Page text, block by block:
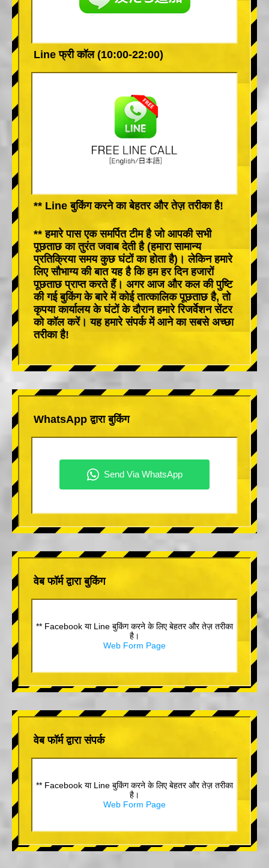
Line फ्री कॉल (10:00-22:00)
** Line बुकिंग करने का बेहतर और तेज़ तरीका है!
** हमारे पास एक समर्पित टीम है जो आपकी सभी
पूछताछ का तुरंत जवाब देती है (हमारा सामान्य
प्रतिक्रिया समय कुछ घंटों का होता है)। लेकिन हमारे
लिए सौभाग्य की बात यह है कि हम हर दिन हजारों
पूछताछ प्राप्त करते हैं। अगर आज और कल की पुष्टि
की गई बुकिंग के बारे में कोई तात्कालिक पूछताछ है, तो
कृपया कार्यालय के घंटों के दौरान हमारे रिजर्वेशन सेंटर
को कॉल करें। यह हमारे संपर्क में आने का सबसे अच्छा
तरीका है!
WhatsApp द्वारा बुकिंग
वेब फॉर्म द्वारा बुकिंग
** Facebook या Line बुकिंग करने के लिए बेहतर और तेज़ तरीका
है।
Web Form Page
वेब फॉर्म द्वारा संपर्क
** Facebook या Line बुकिंग करने के लिए बेहतर और तेज़ तरीका
है।
Web Form Page